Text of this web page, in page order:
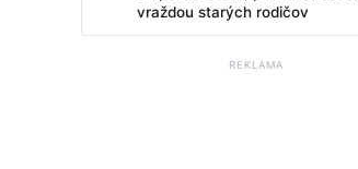
vraždou starých rodičov
REKLAMA